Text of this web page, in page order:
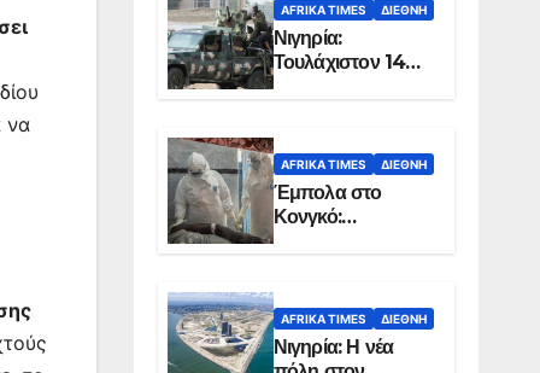
να
AFRIKA TIMES ΔΙΕΘΝΉ
Νιγηρία:
Τουλάχιστον 14
νεκροί από
στην Οτούκπο
AFRIKA TIMES ΔΙΕΘΝΉ
Έμπολα στο
Κονγκό:
Ξεπέρασαν τους
AFRIKA TIMES ΔΙΕΘΝΉ
Νιγηρία: Η νέα